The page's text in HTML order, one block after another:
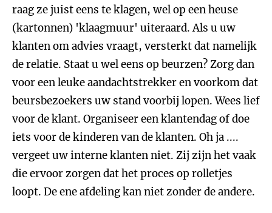
raag ze juist eens te klagen, wel op een heuse
(kartonnen) 'klaagmuur' uiteraard. Als u uw
klanten om advies vraagt, versterkt dat namelijk
de relatie. Staat u wel eens op beurzen? Zorg dan
voor een leuke aandachtstrekker en voorkom dat
beursbezoekers uw stand voorbij lopen. Wees lief
voor de klant. Organiseer een klantendag of doe
iets voor de kinderen van de klanten. Oh ja ....
vergeet uw interne klanten niet. Zij zijn het vaak
die ervoor zorgen dat het proces op rolletjes
loopt. De ene afdeling kan niet zonder de andere.